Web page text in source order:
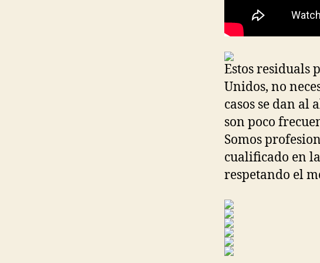
Estos residuals
Unidos, no
casos se dan
son poco
Somos
cualificado en
respetando el